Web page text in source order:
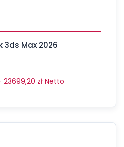
3ds Max 2026
23699,20 zł Netto